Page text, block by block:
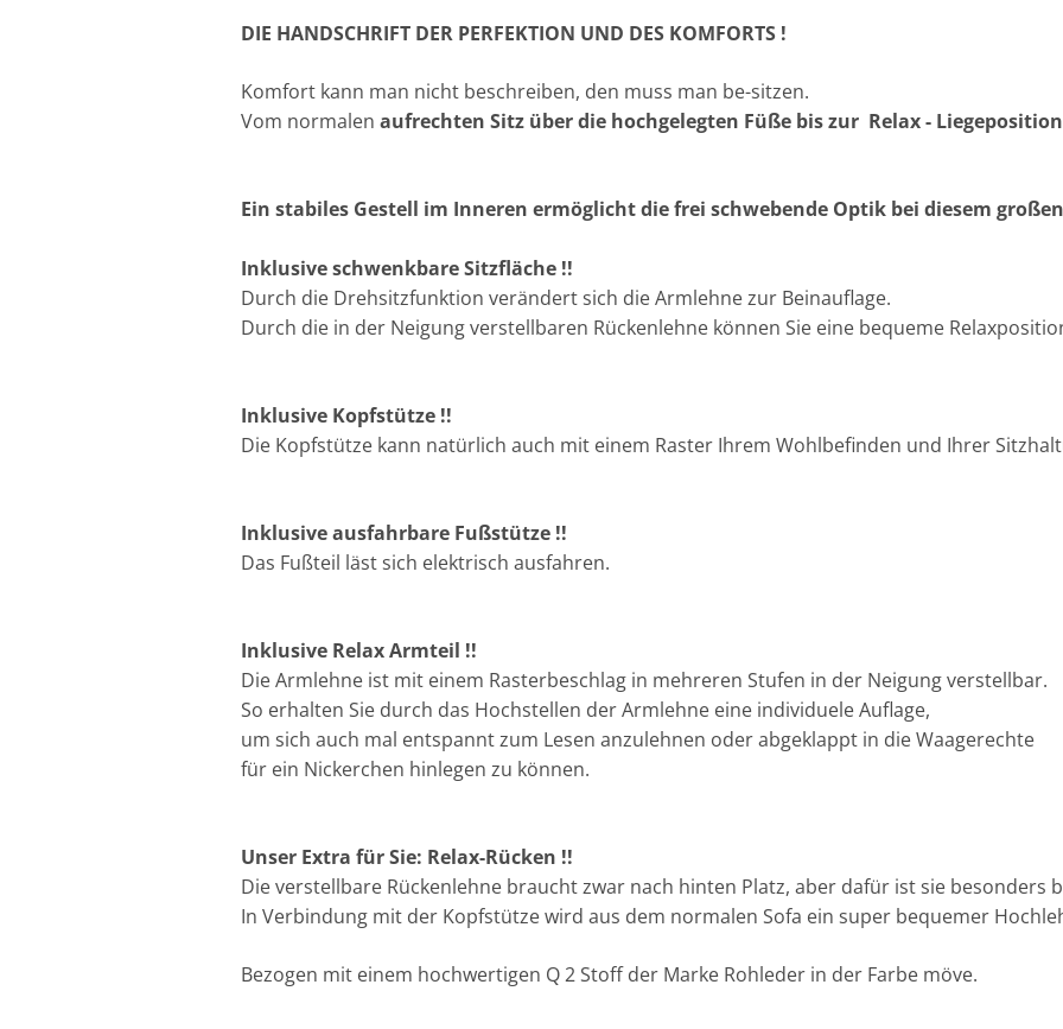
DIE HANDSCHRIFT DER PERFEKTION UND DES KOMFORTS !
Komfort kann man nicht beschreiben, den muss man be-sitzen.
Vom normalenaufrechten Sitz über die hochgelegten Füße bis zur Relax - Liegeposition
Ein stabiles Gestell im Inneren ermöglicht die frei schwebende Optik bei diesem
Inklusive schwenkbare Sitzfläche !!
Durch die Drehsitzfunktion verändert sich die Armlehne zur Beinauflage.
Durch die in der Neigung verstellbaren Rückenlehne können Sie eine bequeme
Inklusive Kopfstütze !!
Die Kopfstütze kann natürlich auch mit einem Raster Ihrem Wohlbefinden und Ihrer
Inklusive ausfahrbare Fußstütze !!
Das Fußteil läst sich elektrisch ausfahren.
Inklusive Relax Armteil !!
Die Armlehne ist mit einem Rasterbeschlag in mehreren Stufen in der Neigung verstellbar.
So erhalten Sie durch das Hochstellen der Armlehne eine individuele Auflage,
um sich auch mal entspannt zum Lesen anzulehnen oder abgeklappt in die Waagerechte
für ein Nickerchen hinlegen zu können.
Unser Extra für Sie: Relax-Rücken !!
Die verstellbare Rückenlehne braucht zwar nach hinten Platz, aber dafür ist sie besonders
In Verbindung mit der Kopfstütze wird aus dem normalen Sofa ein super bequemer
Bezogen mit einem hochwertigen Q 2 Stoff der Marke Rohleder in der Farbe möve.